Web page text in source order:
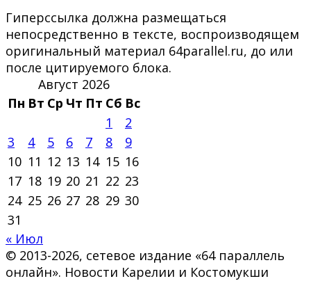
Гиперссылка должна размещаться
непосредственно в тексте, воспроизводящем
оригинальный материал 64parallel.ru, до или
после цитируемого блока.
Август 2026
Пн Вт Ср Чт Пт Сб Вс
1
2
3
4 5 6 7 8
9
10 11 12 13 14 15 16
17 18 19 20 21 22 23
24 25 26 27 28 29 30
31
« Июл
© 2013-2026, сетевое издание «64 параллель
онлайн». Новости Карелии и Костомукши